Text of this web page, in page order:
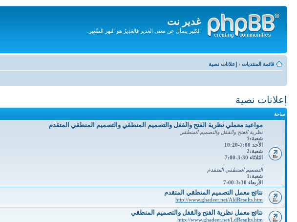
غدير نت
الكثير يسأل عن معنى الغدير فالغَدِيرُ هو النهر الصَّغير.
المحتويات
قائمة المنتديات ‹ إعلانات نصية
إعلانات نصية
ساحة
مواعيد معملي نظرية الفتح والقفل والتصميم المنطقي والتصميم المنطقي المتقدم
نظرية الفتح والققل والتصميم المنطقي
شعبة:1
الأحد 7:00-10:20
شعبة:2
الثلاثاء 3:30-7:00
التصميم المنطقي المتقدم
شعبة:1
الأربعاء 3:30-7:00
نتائج معمل التصميم المنطقي المتقدم
http://www.ghadeer.net/AldResults.htm
نتائج معمل نظرية الفتح والقفل والتصميم المنطقي
http://www.ghadeer.net/LdResults.htm